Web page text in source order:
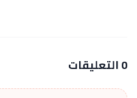
0 التعليقات